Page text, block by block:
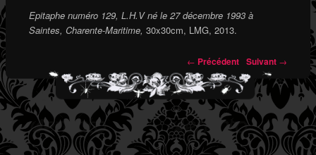
Epitaphe numéro 129, L.H.V né le 27 décembre 1993 à
Saintes, Charente-Maritime, 30x30cm, LMG, 2013.
← Précédent Suivant →